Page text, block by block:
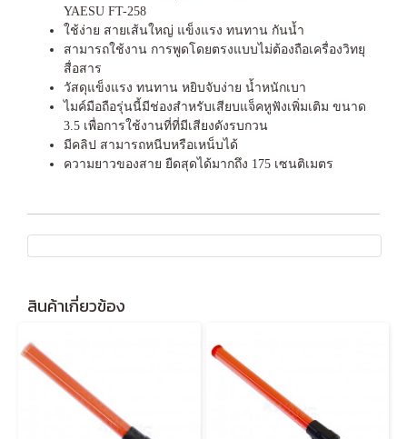
YAESU FT-258
ใช้ง่าย สายเส้นใหญ่ แข็งแรง ทนทาน กันน้ำ
สามารถใช้งาน การพูดโดยตรงแบบไม่ต้องถือเครื่องวิทยุ
สื่อสาร
วัสดุแข็งแรง ทนทาน หยิบจับง่าย น้ำหนักเบา
ไมค์มือถือรุ่นนี้มีช่องสำหรับเสียบแจ็คหูฟังเพิ่มเติม ขนาด
3.5 เพื่อการใช้งานที่ที่มีเสียงดังรบกวน
มีคลิป สามารถหนีบหรือเหน็บได้
ความยาวของสาย ยืดสุดได้มากถึง 175 เซนติเมตร
สินค้าเกี่ยวข้อง